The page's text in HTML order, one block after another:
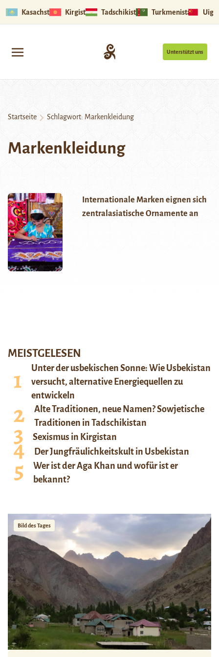
Kasachstan Kirgistan Tadschikistan Turkmenistan
Unterstützt uns
Startseite Schlagwort: Markenkleidung
Markenkleidung
Internationale Marken eignen sich
zentralasiatische Ornamente an
MEISTGELESEN
Unter der usbekischen Sonne: Wie Usbekistan
versucht, alternative Energiequellen zu
entwickeln
Alte Traditionen, neue Namen? Sowjetische
Traditionen in Tadschikistan
Sexismus in Kirgistan
Der Jungfräulichkeitskult in Usbekistan
Wer ist der Aga Khan und wofür ist er
bekannt?
Bild des Tages